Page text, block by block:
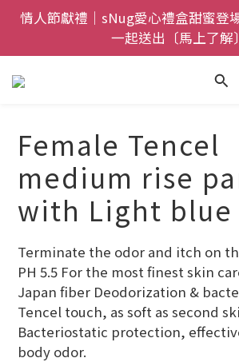
全館$800免運｜任搭８折起｜滿額
襪〔立即了解〕
情人節獻禮｜sNug愛心禮盒甜蜜登
一起送出〔馬上了解
一次備好〔馬上了解〕
襪〔立即了解〕
Female Tencel
medium rise
with Light blue
Terminate the odor and itch on
PH 5.5 For the most finest skin
Japan fiber Deodorization &
Tencel touch, as soft as second
Bacteriostatic protection,
body odor.